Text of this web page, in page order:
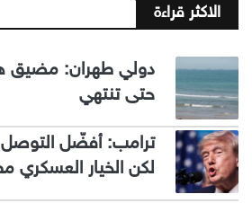
الاكثر قراءة
دولي طهران: مضيق
حتى تنتهي
ترامب: أفضّل التوصل
لكن الخيار العسكري